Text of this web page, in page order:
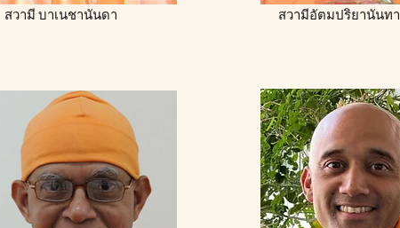
สวามี บาเนชานันดา สวามีอัตมปริยานันทา